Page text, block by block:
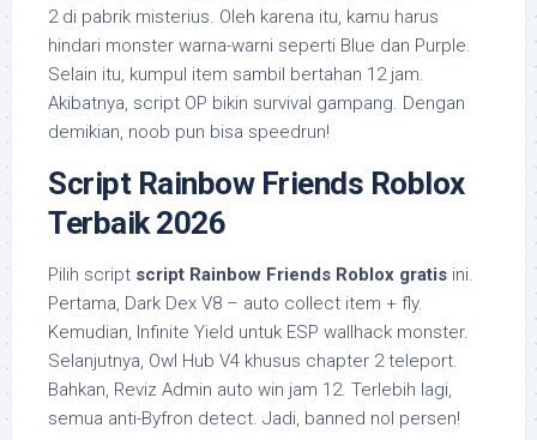
2 di pabrik misterius. Oleh karena itu, kamu harus
hindari monster warna-warni seperti Blue dan Purple.
Selain itu, kumpul item sambil bertahan 12 jam.
Akibatnya, script OP bikin survival gampang. Dengan
demikian, noob pun bisa speedrun!
Script Rainbow Friends Roblox
Terbaik 2026
Pilih script script Rainbow Friends Roblox gratis ini.
Pertama, Dark Dex V8 – auto collect item + fly.
Kemudian, Infinite Yield untuk ESP wallhack monster.
Selanjutnya, Owl Hub V4 khusus chapter 2 teleport.
Bahkan, Reviz Admin auto win jam 12. Terlebih lagi,
semua anti-Byfron detect. Jadi, banned nol persen!